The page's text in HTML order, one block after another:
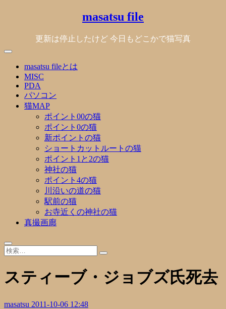
masatsu file
更新は停止したけど 今日もどこかで猫写真
masatsu fileとは
MISC
PDA
パソコン
猫MAP
ポイント00の猫
ポイント0の猫
新ポイントの猫
ショートカットルートの猫
ポイント1と2の猫
神社の猫
ポイント4の猫
川沿いの道の猫
駅前の猫
お寺近くの神社の猫
真撮画廊
スティーブ・ジョブズ氏死去
masatsu 2011-10-06 12:48